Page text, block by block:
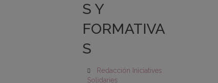
S Y
FORMATIVA
S
Redacción Iniciatives
Solidaries